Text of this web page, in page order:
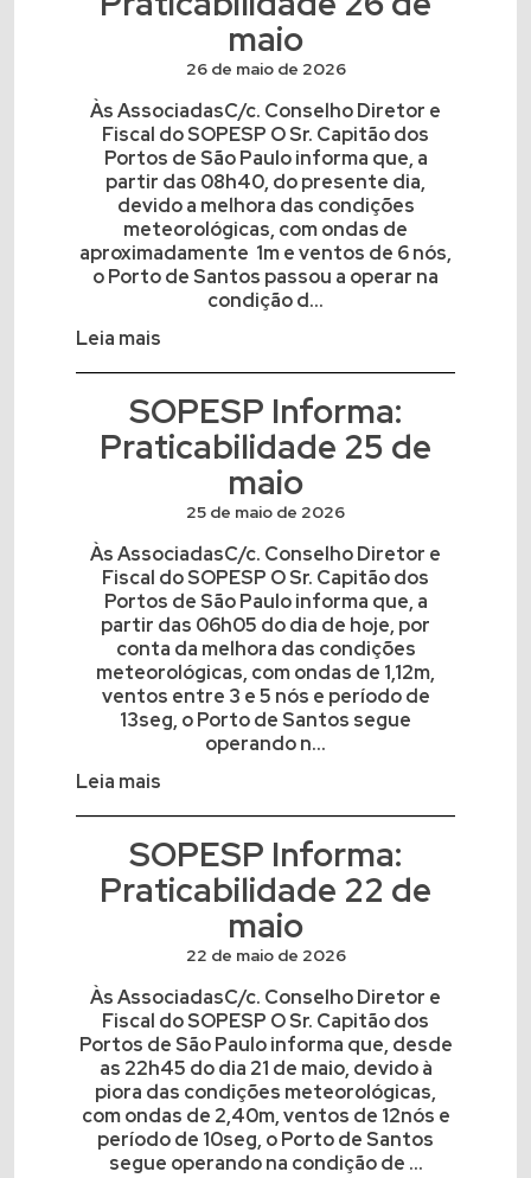
maio
26 de maio de 2026
Às AssociadasC/c. Conselho Diretor e
Fiscal do SOPESP O Sr. Capitão dos
Portos de São Paulo informa que, a
partir das 08h40, do presente dia,
devido a melhora das condições
meteorológicas, com ondas de
aproximadamente 1m e ventos de 6 nós,
o Porto de Santos passou a operar na
condição d...
Leia mais
SOPESP Informa:
Praticabilidade 25 de
maio
25 de maio de 2026
Às AssociadasC/c. Conselho Diretor e
Fiscal do SOPESP O Sr. Capitão dos
Portos de São Paulo informa que, a
partir das 06h05 do dia de hoje, por
conta da melhora das condições
meteorológicas, com ondas de 1,12m,
ventos entre 3 e 5 nós e período de
13seg, o Porto de Santos segue
operando n...
Leia mais
SOPESP Informa:
Praticabilidade 22 de
maio
22 de maio de 2026
Às AssociadasC/c. Conselho Diretor e
Fiscal do SOPESP O Sr. Capitão dos
Portos de São Paulo informa que, desde
as 22h45 do dia 21 de maio, devido à
piora das condições meteorológicas,
com ondas de 2,40m, ventos de 12nós e
período de 10seg, o Porto de Santos
segue operando na condição de ...